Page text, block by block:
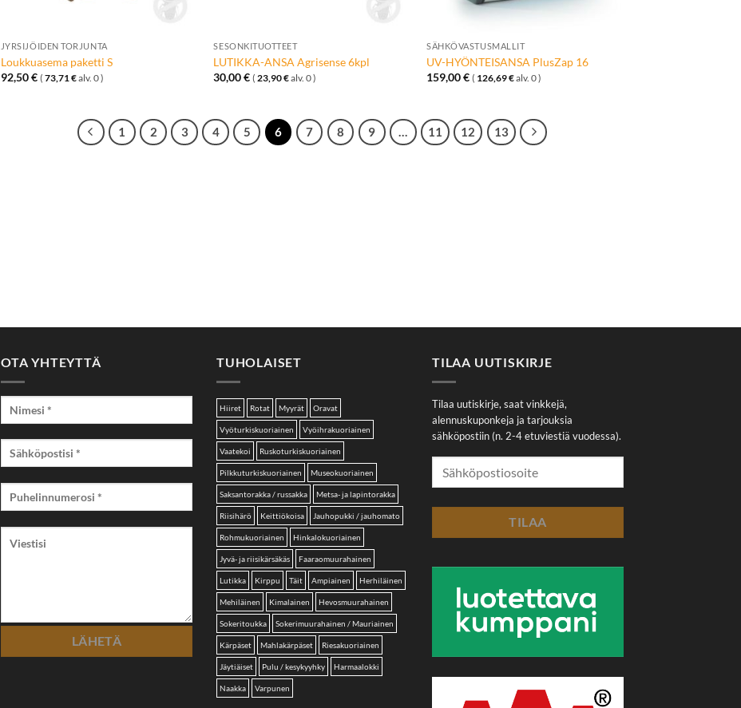
JYRSIJÖIDEN TORJUNTA
Loukkuasema paketti S
92,50€ ( 73,71 €alv. 0 )
SESONKITUOTTEET
LUTIKKA-ANSA Agrisense 6kpl
30,00€ ( 23,90€alv. 0 )
SÄHKÖVASTUSMALLIT
UV-HYÖNTEISANSA PlusZap 16
159,00€ ( 126,69€alv. 0 )
1 2 3 4 5 6 7 8 9 … 11 12 13
OTA YHTEYTTÄ TUHOLAISET
Hiiret Rotat Myyrät Oravat
Vyöturkiskuoriainen Vyöihrakuoriainen
Vaatekoi Ruskoturkiskuoriainen
Pilkkuturkiskuoriainen Museokuoriainen
Saksantorakka / russakka Metsa- ja lapintorakka
Riisihärö Keittiökoisa Jauhopukki / jauhomato
Rohmukuoriainen Hinkalokuoriainen
Jyvä- ja riisikärsäkäs Faaraomuurahainen
Lutikka Kirppu Täit Ampiainen Herhiläinen
Mehiläinen Kimalainen Hevosmuurahainen
Sokeritoukka Sokerimuurahainen / Mauriainen
Kärpäset Mahlakärpäset Riesakuoriainen
Jäytiäiset Pulu / kesykyyhky Harmaalokki
Naakka Varpunen
TILAA UUTISKIRJE
Tilaa uutiskirje, saat vinkkejä,
alennuskuponkeja ja tarjouksia
sähköpostiin (n. 2-4 etuviestiä vuodessa).